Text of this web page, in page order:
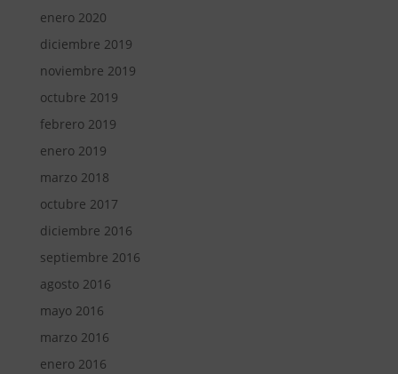
enero 2020
diciembre 2019
noviembre 2019
octubre 2019
febrero 2019
enero 2019
marzo 2018
octubre 2017
diciembre 2016
septiembre 2016
agosto 2016
mayo 2016
marzo 2016
enero 2016